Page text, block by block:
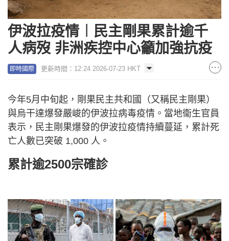
油尖旺 君頤峰 2 座 10960
九龍城 啟晴邨滿晴樓 10963
油尖旺 彌敦道 315 號 10964
深水埗 石硤尾邨美薈樓 10966
九龍城 豪華之家 10967
九龍城 海灣軒海景酒店 E 座 10974
九龍城 燕安街 22-24 號 10976
九龍城 海灣軒海景酒店 E 座 10977
九龍城 樂民新村樂善樓 10982
觀塘 樂華南邨輝華樓 10983
--新界
伊波拉疫情︱民主剛果累計逾千
人病歿 非洲疾控中心籲加強抗疫
即時國際 更新時間：12:24 2026-07-23 HKT
今年5月中旬起，剛果民主共和國（又稱民主剛果）
與烏干達爆發嚴峻的伊波拉病毒疫情。當地衞生官員
表示，民主剛果爆發的伊波拉疫情持續蔓延，累計死
亡人數已突破 1,000 人。
累計逾2500宗確診